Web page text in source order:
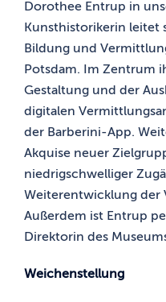
Dorothee Entrup in
Kunsthistorikerin leitet
Bildung und
Potsdam. Im Zentrum
Gestaltung und der
digitalen
der Barberini-App.
Akquise neuer
niedrigschwelliger
Weiterentwicklung der
Außerdem ist Entrup
Direktorin des
Weichenstellung